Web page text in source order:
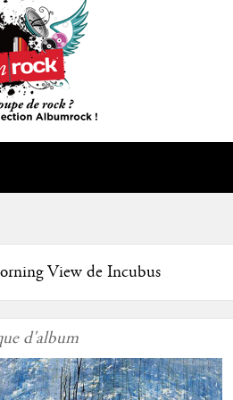
View de Incubus
d'album